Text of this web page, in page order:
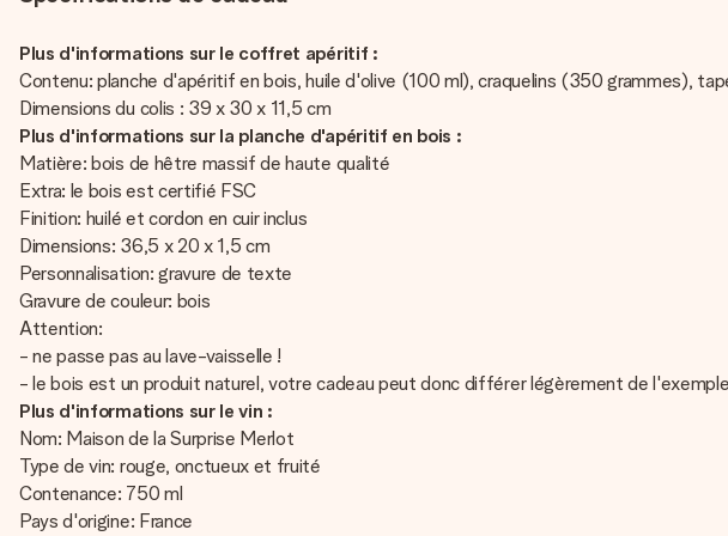
Plus d'informations sur le coffret apéritif :
Contenu: planche d'apéritif en bois, huile d'olive (100 ml), craquelins (350 grammes),
Dimensions du colis : 39 x 30 x 11,5 cm
Plus d'informations sur la planche d'apéritif en bois :
Matière: bois de hêtre massif de haute qualité
Extra: le bois est certifié FSC
Finition: huilé et cordon en cuir inclus
Dimensions: 36,5 x 20 x 1,5 cm
Personnalisation: gravure de texte
Gravure de couleur: bois
Attention:
- ne passe pas au lave-vaisselle !
- le bois est un produit naturel, votre cadeau peut donc différer légèrement de
Plus d'informations sur le vin :
Nom: Maison de la Surprise Merlot
Type de vin: rouge, onctueux et fruité
Contenance: 750 ml
Pays d'origine: France